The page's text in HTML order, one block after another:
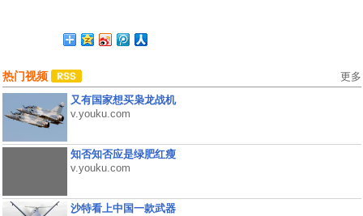
热门视频 更多
又有国家想买枭龙战机
v.youku.com
知否知否应是绿肥红瘦
v.youku.com
沙特看上中国一款武器